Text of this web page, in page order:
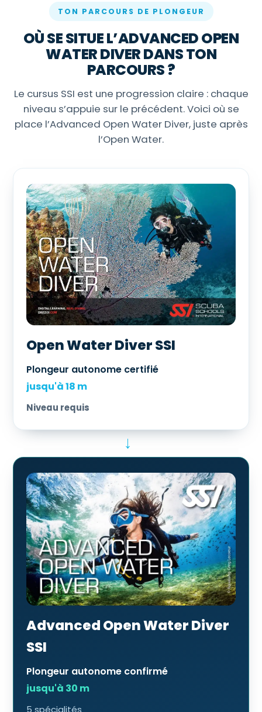
TON PARCOURS DE PLONGEUR
OÙ SE SITUE L’ADVANCED OPEN
WATER DIVER DANS TON
PARCOURS ?
Le cursus SSI est une progression claire : chaque
niveau s’appuie sur le précédent. Voici où se
place l’Advanced Open Water Diver, juste après
l’Open Water.
Open Water Diver SSI
Plongeur autonome certifié
jusqu'à 18 m
Niveau requis
→
Advanced Open Water Diver
SSI
Plongeur autonome confirmé
jusqu'à 30 m
5 spécialités